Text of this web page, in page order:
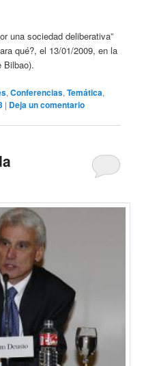
una sociedad deliberativa”
qué?, el 13/01/2009, en la
Bilbao).
,Conferencias,Temática,
| Deja un comentario